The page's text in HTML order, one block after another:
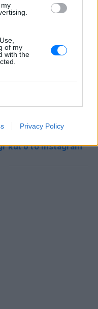
of my
with the
Privacy Policy
στο
και στο Instagram